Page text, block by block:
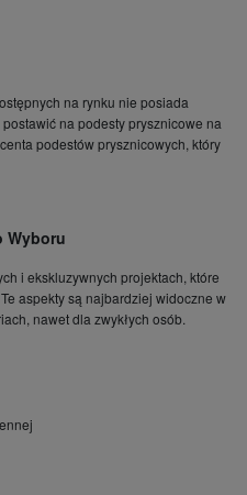
na rynku nie posiada
na podesty prysznicowe na
podestów prysznicowych, który
Wyboru
i ekskluzywnych projektach, które
aspekty są najbardziej widoczne w
nawet dla zwykłych osób.